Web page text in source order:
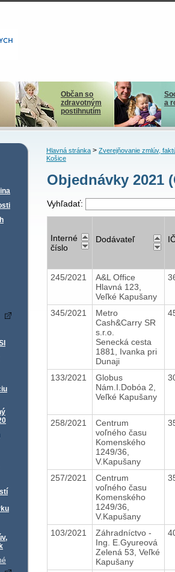
Občan so
zdravotným
postihnutím
a
Hlavná stránka> Zverejňovanie zmlúv,
Košice
Objednávky 2021
Vyhľadať:
Interné
číslo
Dodávateľ
245/2021
A&L Office
Hlavná 123,
Veľké Kapušany
345/2021
Metro
Cash&Carry SR
s.r.o.
Senecká cesta
1881, Ivanka pri
Dunaji
133/2021
Globus
Nám.I.Dobóa 2,
Veľké Kapušany
258/2021
Centrum
voľného času
Komenského
1249/36,
V.Kapušany
257/2021
Centrum
voľného času
Komenského
1249/36,
V.Kapušany
103/2021
Záhradníctvo -
Ing. E.Gyureová
Zelená 53, Veľké
Kapušany